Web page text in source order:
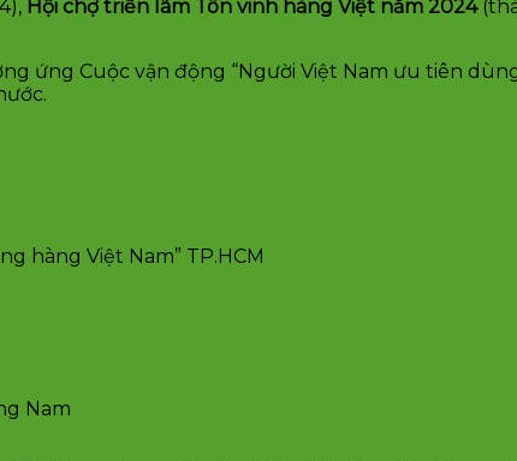
Hội chợ triển lãm Tôn vinh hàng Việt năm 2024
ứng Cuộc vận động “Người Việt Nam ưu tiên
hàng Việt Nam” TP.HCM
Nam